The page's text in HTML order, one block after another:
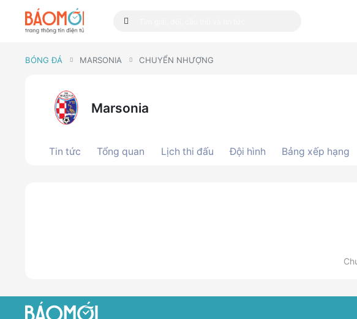
BÓNG ĐÁ MARSONIA CHUYỂN NHƯỢNG
Marsonia
Tin tức Tổng quan Lịch thi đấu Đội hình Bảng xếp hạng